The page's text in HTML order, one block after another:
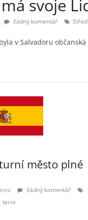
svoje
žádný komentář
v Salvadoru občanská
město plné
žádný komentář
teror